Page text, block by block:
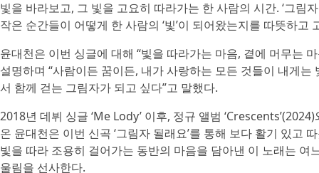
빛을 바라보고, 그 빛을 고요히 따라가는 한 사람의 시간. ‘그림
작은 순간들이 어떻게 한 사람의 ‘빛’이 되어왔는지를 따뜻하고
윤대천은 이번 싱글에 대해 “빛을 따라가는 마음, 곁에 머무는
설명하며 “사람이든 꿈이든, 내가 사랑하는 모든 것들이 내게
서 함께 걷는 그림자가 되고 싶다”고 말했다.
2018년 데뷔 싱글 ‘Me Lody’ 이후, 정규 앨범
온 윤대천은 이번 신곡 ‘그림자 될래요’를 통해 보다 활기 있고
빛을 따라 조용히 걸어가는 동반의 마음을 담아낸 이 노래는
울림을 선사한다.